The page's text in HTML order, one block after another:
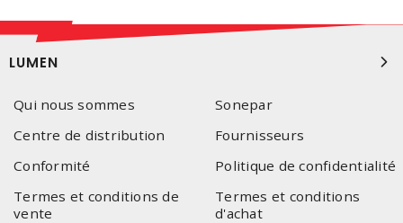
LUMEN
Qui nous sommes
Sonepar
Centre de distribution
Fournisseurs
Conformité
Politique de confidentialité
Termes et conditions de
vente
Termes et conditions
d'achat